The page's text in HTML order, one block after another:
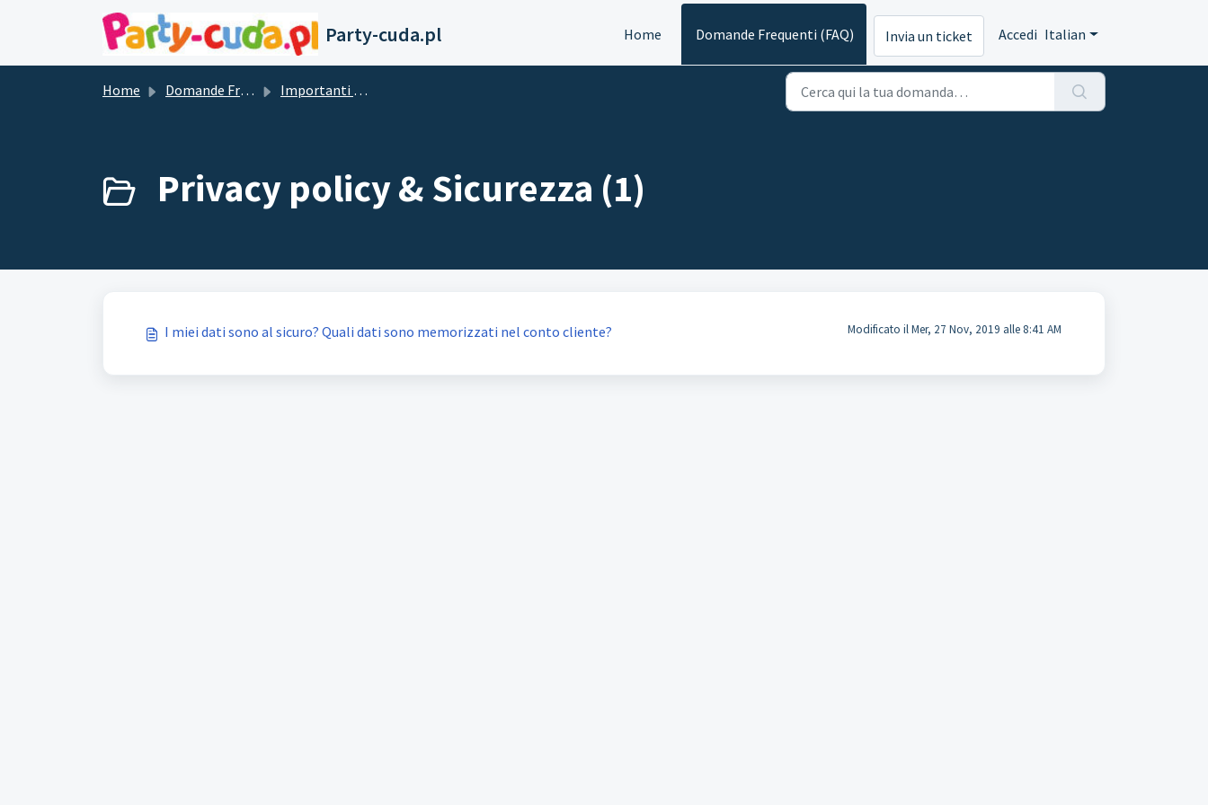
Salta al contenuto principale
Party-cuda.pl Home Domande Frequenti (FAQ) Invia un ticket Accedi Italian
Home Domande Frequenti (FAQ) Importanti domande e risposte
Privacy policy & Sicurezza (1)
I miei dati sono al sicuro? Quali dati sono memorizzati nel conto cliente? Modificato il Mer, 27 Nov, 2019 alle 8:41 AM